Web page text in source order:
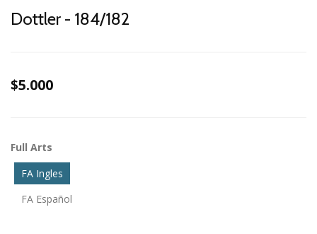
Dottler - 184/182
$5.000
Full Arts
FA Ingles
FA Español